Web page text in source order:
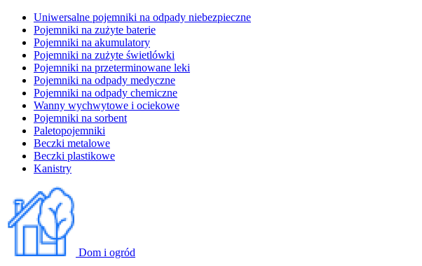
Uniwersalne pojemniki na odpady niebezpieczne
Pojemniki na zużyte baterie
Pojemniki na akumulatory
Pojemniki na zużyte świetlówki
Pojemniki na przeterminowane leki
Pojemniki na odpady medyczne
Pojemniki na odpady chemiczne
Wanny wychwytowe i ociekowe
Pojemniki na sorbent
Paletopojemniki
Beczki metalowe
Beczki plastikowe
Kanistry
Dom i ogród